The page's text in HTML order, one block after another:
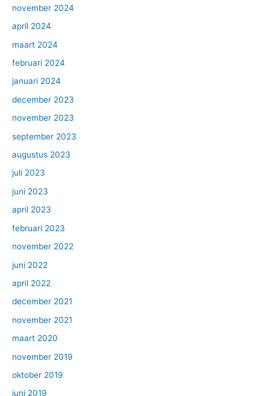
november 2024
april 2024
maart 2024
februari 2024
januari 2024
december 2023
november 2023
september 2023
augustus 2023
juli 2023
juni 2023
april 2023
februari 2023
november 2022
juni 2022
april 2022
december 2021
november 2021
maart 2020
november 2019
oktober 2019
juni 2019